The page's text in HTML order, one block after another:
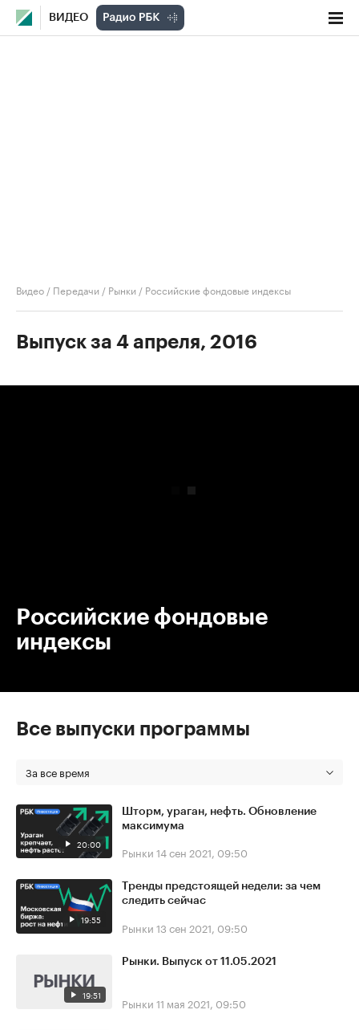
ВИДЕО
Видео / Передачи / Рынки / Российские фондовые индексы
Выпуск за 4 апреля, 2016
Российские фондовые
индексы
Все выпуски программы
За все время
20:00
Шторм, ураган, нефть. Обновление
максимума
Рынки 14 сен 2021, 09:50
19:55
Тренды предстоящей недели: за чем
следить сейчас
Рынки 13 сен 2021, 09:50
19:51
Рынки. Выпуск от 11.05.2021
Рынки 11 мая 2021, 09:50